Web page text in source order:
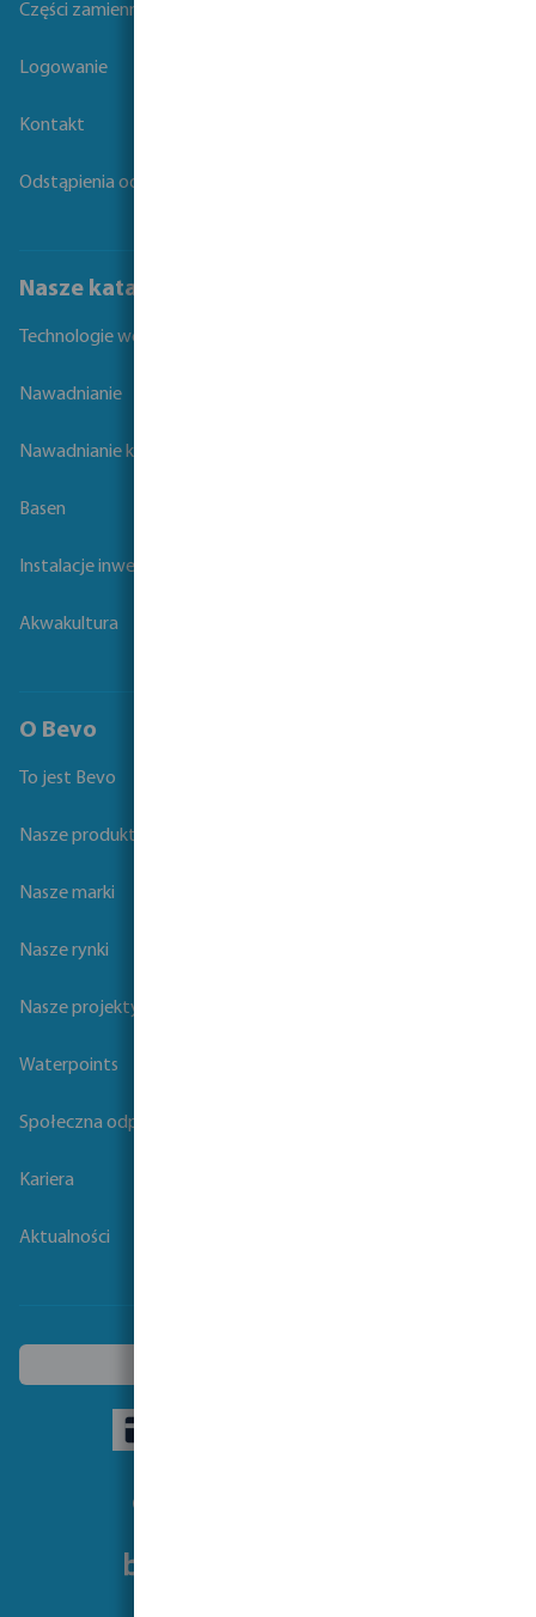
Części zamienne
Logowanie
Kontakt
Odstąpienia od umowy
Nasze katalogi
Technologie wodne
Nawadnianie
Nawadnianie krajobrazu
Basen
Instalacje inwentarskie
Akwakultura
O Bevo
To jest Bevo
Nasze produkty
Nasze marki
Nasze rynki
Nasze projekty
Waterpoints
Społeczna odpowiedzialność biznesu
Kariera
Aktualności
Obseruj nas: